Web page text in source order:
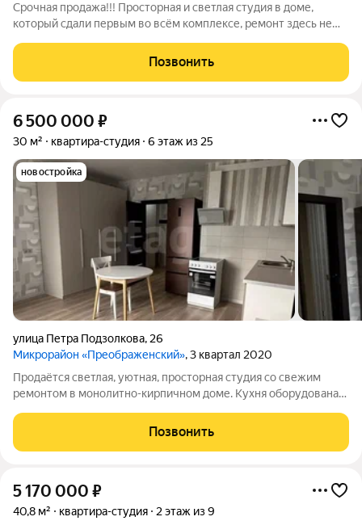
Срочная продажа!!! Просторная и светлая студия в доме,
который сдали первым во всём комплексе, ремонт здесь не
качества для всего района и до сих пор её удерживающее. С
балкона открывается
Позвонить
6 500 000 ₽
30 м² квартира-студия 6 этаж из 25
новостройка
улица Петра Подзолкова, 26
Микрорайон «Преображенский», 3 квартал 2020
Продаётся светлая, уютная, просторная студия со свежим
ремонтом в монолитно-кирпичном доме. Кухня оборудована
В комнате уcтaнoвлен вместительный шкаф и удобная
кровать, всё готово к
Позвонить
5 170 000 ₽
40,8 м² квартира-студия 2 этаж из 9